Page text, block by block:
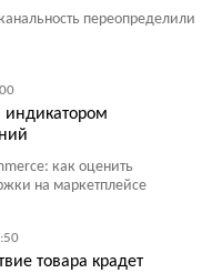
переопределили
индикатором
как оценить
на маркетплейсе
товара крадет